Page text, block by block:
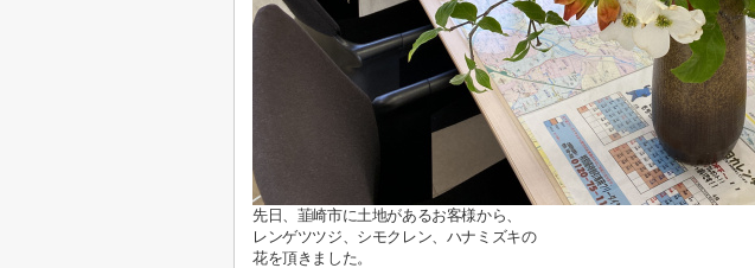
先日、韮崎市に土地があるお客様から、
レンゲツツジ、シモクレン、ハナミズキの
花を頂きました。